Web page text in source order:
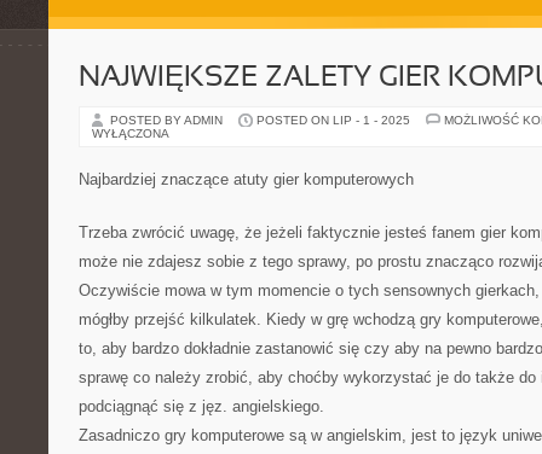
NAJWIĘKSZE ZALETY GIER
POSTED BY ADMIN POSTED ON LIP - 1 - 2025
MOŻLIWOŚĆ
WYŁĄCZONA
Najbardziej znaczące atuty gier komputerowych
Trzeba zwrócić uwagę, że jeżeli faktycznie jesteś fanem gier
może nie zdajesz sobie z tego sprawy, po prostu znacząco
Oczywiście mowa w tym momencie o tych sensownych
mógłby przejść kilkulatek. Kiedy w grę wchodzą gry
to, aby bardzo dokładnie zastanowić się czy aby na pewno
sprawę co należy zrobić, aby choćby wykorzystać je do także
podciągnąć się z jęz. angielskiego.
Zasadniczo gry komputerowe są w angielskim, jest to język